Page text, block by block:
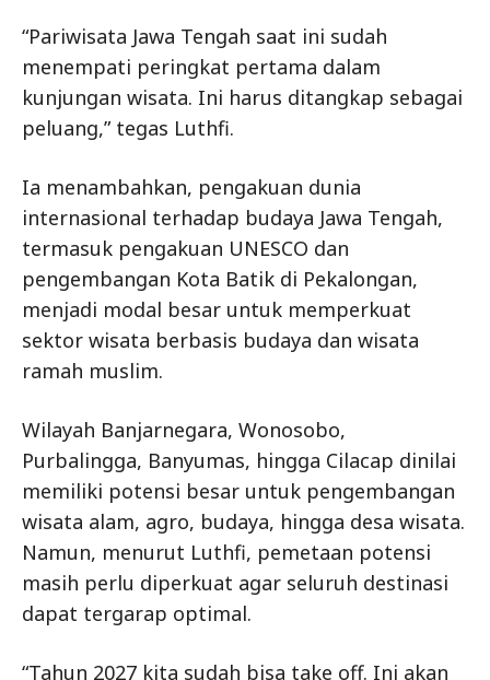
“Pariwisata Jawa Tengah saat ini sudah
menempati peringkat pertama dalam
kunjungan wisata. Ini harus ditangkap sebagai
peluang,” tegas Luthfi.
Ia menambahkan, pengakuan dunia
internasional terhadap budaya Jawa Tengah,
termasuk pengakuan UNESCO dan
pengembangan Kota Batik di Pekalongan,
menjadi modal besar untuk memperkuat
sektor wisata berbasis budaya dan wisata
ramah muslim.
Wilayah Banjarnegara, Wonosobo,
Purbalingga, Banyumas, hingga Cilacap dinilai
memiliki potensi besar untuk pengembangan
wisata alam, agro, budaya, hingga desa wisata.
Namun, menurut Luthfi, pemetaan potensi
masih perlu diperkuat agar seluruh destinasi
dapat tergarap optimal.
“Tahun 2027 kita sudah bisa take off. Ini akan